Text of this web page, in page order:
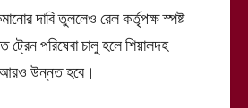
দাবি তুললেও রেল কর্তৃপক্ষ স্পষ্ট
পরিষেবা চালু হলে শিয়ালদহ
আরও উন্নত হবে।